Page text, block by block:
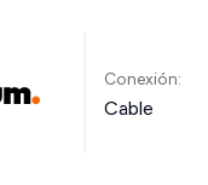
Conexión:
Cable